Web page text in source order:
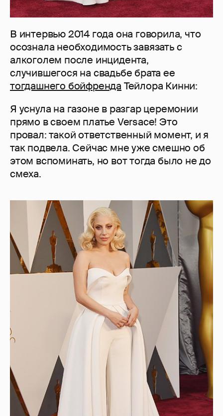
В интервью 2014 года она говорила, что
осознала необходимость завязать с
алкоголем после инцидента,
случившегося на свадьбе брата ее
тогдашнего бойфренда Тейлора Кинни:
Я уснула на газоне в разгар церемонии
прямо в своем платье Versace! Это
провал: такой ответственный момент, и я
так подвела. Сейчас мне уже смешно об
этом вспоминать, но вот тогда было не до
смеха.